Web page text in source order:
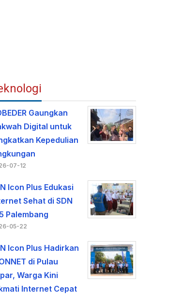
Gaungkan
Digital untuk
Kepedulian
07-12
Icon Plus Edukasi
Sehat di SDN
Palembang
05-22
Icon Plus Hadirkan
di Pulau
Warga Kini
Internet Cepat